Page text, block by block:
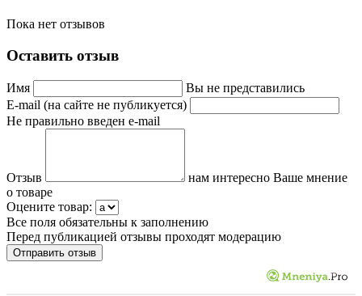
Пока нет отзывов
Оставить отзыв
Имя
Вы не представились
E-mail (на сайте не публикуется)
Не правильно введен e-mail
Отзыв
нам интересно Ваше мнение
о товаре
Оцените товар:
Все поля обязательны к заполнению
Перед публикацией отзывы проходят модерацию